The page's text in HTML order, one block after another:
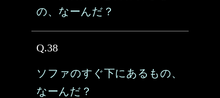
の、なーんだ？
Q.38
ソファのすぐ下にあるもの、
なーんだ？